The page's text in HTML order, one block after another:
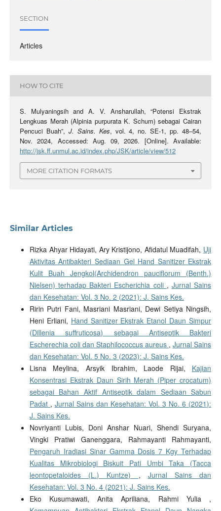
SECTION
Articles
HOW TO CITE
S. Mulyaningsih and A. V. Ansharullah, “Potensi Ekstrak
Lengkuas Merah (Alpinia purpurata K. Schum) sebagai Cairan
Pencuci Buah”, J. Sains. Kes, vol. 4, no. SE-1, pp. 48–54,
Nov. 2024, Accessed: Aug. 09, 2026. [Online]. Available:
http://jsk.ff.unmul.ac.id/index.php/JSK/article/view/512
MORE CITATION FORMATS
Similar Articles
Rizka Ahyar Hidayati, Ary Kristijono, Afidatul Muadifah, Uji
Aktivitas Antibakteri Sediaan Gel Hand Sanitizer Ekstrak
Kulit Buah Jengkol(Archidendron pauciflorum (Benth.)
Nielsen) terhadap Bakteri Escherichia coli , Jurnal Sains
dan Kesehatan: Vol. 3 No. 2 (2021): J. Sains Kes.
Ririn Putri Fani, Masriani Masriani, Dewi Setiya Ningsih,
Heni Erliani, Hand Sanitizer Ekstrak Etanol Daun Simpur
(Dillenia suffruticosa) sebagai Antiseptik Bakteri
Escherechia coli dan Staphilococcus aureus ,Jurnal Sains
dan Kesehatan: Vol. 5 No. 3 (2023): J. Sains Kes.
Lisna Meylina, Arsyik Ibrahim, Laode Rijai, Kajian
Konsentrasi Ekstrak Daun Sirih Merah (Piper crocatum)
sebagai Bahan Aktif Antiseptik dalam Sediaan Sabun
Padat , Jurnal Sains dan Kesehatan: Vol. 3 No. 6 (2021):
J. Sains Kes.
Novriyanti Lubis, Doni Anshar Nuari, Shendi Suryana,
Vingki Pratiwi Ganenggara, Rahmayanti Rahmayanti,
Pengaruh Iradiasi Sinar Gamma Dosis 7 Kgy Terhadap
Kualitas Mikrobiologi Biskuit Pati Umbi Taka (Tacca
leontopetaloides (L.) Kuntze) , Jurnal Sains dan
Kesehatan: Vol. 3 No. 4 (2021): J. Sains Kes.
Eko Kusumawati, Anita Apriliana, Rahmi Yulia ,